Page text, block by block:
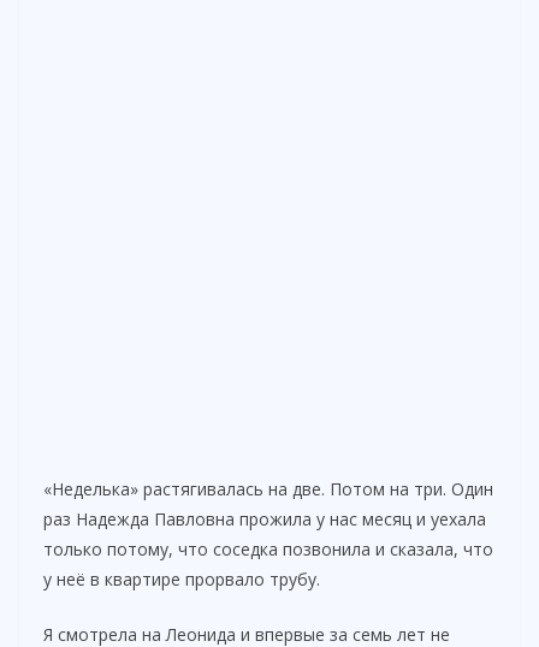
«Неделька» растягивалась на две. Потом на три. Один
раз Надежда Павловна прожила у нас месяц и уехала
только потому, что соседка позвонила и сказала, что
у неё в квартире прорвало трубу.
Я смотрела на Леонида и впервые за семь лет не